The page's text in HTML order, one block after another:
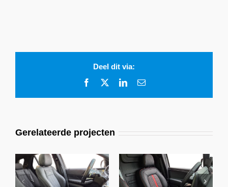
Deel dit via:
Facebook LinkedIn
E-
Gerelateerde projecten
Mercedes GLE, Alba
Buffalino A0500
Mercedes Benz
Citan, Alba eco-